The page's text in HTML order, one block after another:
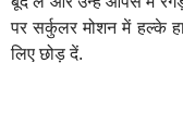
पर सर्कुलर मोशन में हल्के
लिए छोड़ दें.